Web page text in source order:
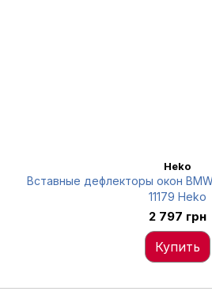
Heko
Вставные дефлекторы окон
11179 Heko
2 797 грн
Купить